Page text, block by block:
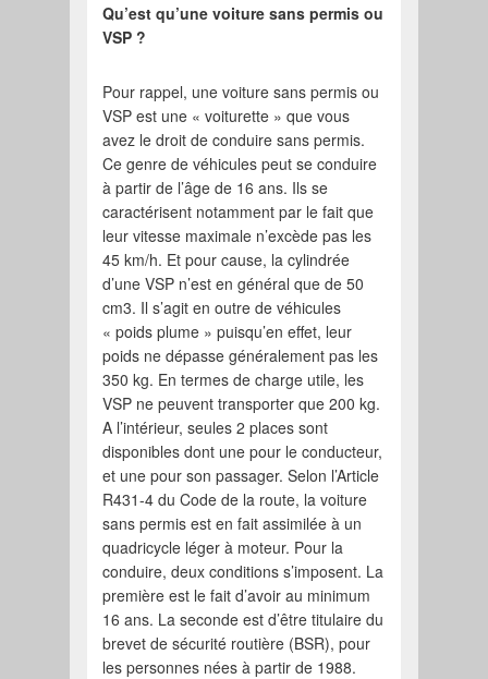
Qu’est qu’une voiture sans permis ou
VSP ?
Pour rappel, une voiture sans permis ou
VSP est une « voiturette » que vous
avez le droit de conduire sans permis.
Ce genre de véhicules peut se conduire
à partir de l’âge de 16 ans. Ils se
caractérisent notamment par le fait que
leur vitesse maximale n’excède pas les
45 km/h. Et pour cause, la cylindrée
d’une VSP n’est en général que de 50
cm3. Il s’agit en outre de véhicules
« poids plume » puisqu’en effet, leur
poids ne dépasse généralement pas les
350 kg. En termes de charge utile, les
VSP ne peuvent transporter que 200 kg.
A l’intérieur, seules 2 places sont
disponibles dont une pour le conducteur,
et une pour son passager. Selon l’Article
R431-4 du Code de la route, la voiture
sans permis est en fait assimilée à un
quadricycle léger à moteur. Pour la
conduire, deux conditions s’imposent. La
première est le fait d’avoir au minimum
16 ans. La seconde est d’être titulaire du
brevet de sécurité routière (BSR), pour
les personnes nées à partir de 1988.